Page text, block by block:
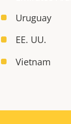
Uruguay
EE. UU.
Vietnam